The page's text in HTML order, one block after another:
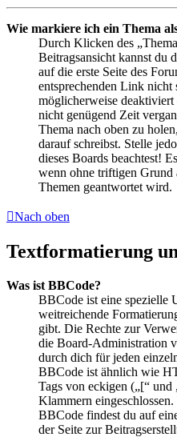
Wie markiere ich ein Thema
Durch Klicken des
Beitragsansicht kannst du
auf die erste Seite des
entsprechenden Link nicht
möglicherweise
nicht genügend Zeit
Thema nach oben zu
darauf schreibst. Stelle
dieses Boards beachtest!
wenn ohne triftigen Grund
Themen geantwortet wird.
Nach oben
Textformatierung
Was ist BBCode?
BBCode ist eine spezielle
weitreichende
gibt. Die Rechte zur
die Board-Administration
durch dich für jeden
BBCode ist ähnlich wie
Tags von eckigen („[“ und
Klammern
BBCode findest du auf
der Seite zur